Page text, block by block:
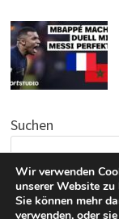
Suchen
Wir verwenden
unserer Website zu
Sie können mehr
verwenden, oder